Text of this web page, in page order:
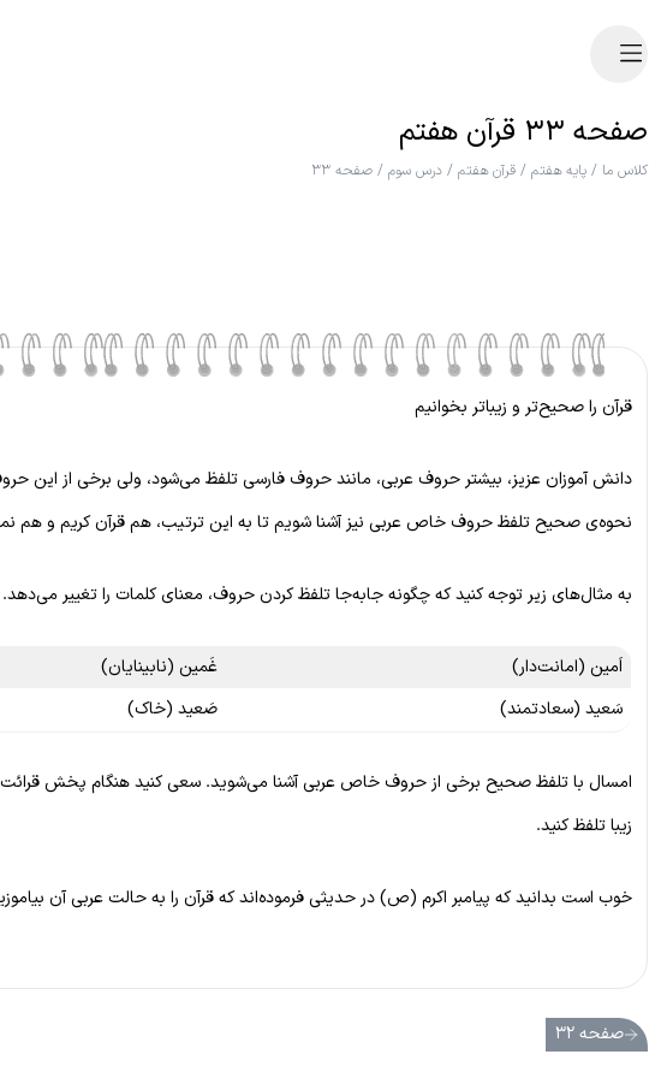
صفحه ۳۳ قرآن هفتم
کلاس ما / پایه هفتم / قرآن هفتم / درس سوم / صفحه ۳۳
قرآن را صحیح‌تر و زیباتر بخوانیم
دانش آموزان عزیز، بیشتر حروف عربی، مانند حروف فارسی تلفظ می‌شود، ولی برخی از این
نحوه‌ی صحیح تلفظ حروف خاص عربی نیز آشنا شویم تا به این ترتیب، هم قرآن کریم و هم
به مثال‌های زیر توجه کنید که چگونه جابه‌جا تلفظ کردن حروف، معنای کلمات را تغییر می‌دهد.
اَمین (امانت‌دار) غَمین (نابینایان)
سَعید (سعادتمند)
صَعید (خاک)
امسال با تلفظ صحیح برخی از حروف خاص عربی آشنا می‌شوید. سعی کنید هنگام پخش قرائت
زیبا تلفظ کنید.
خوب است بدانید که پیامبر اکرم (ص) در حدیثی فرموده‌اند که قرآن را به حالت عربی آن
صفحه ۳۲